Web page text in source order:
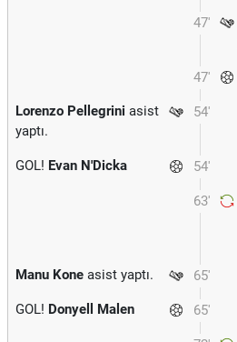
47'
47'
54'
Lorenzo Pellegrini asist
yaptı.
54'
GOL! Evan N'Dicka
63'
65'
Manu Kone asist yaptı.
65'
GOL! Donyell Malen